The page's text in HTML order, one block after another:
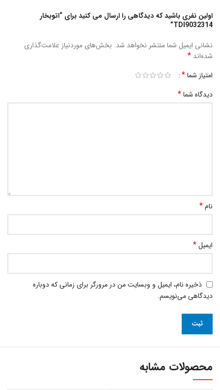
اولین نفری باشید که دیدگاهی را ارسال می کنید برای “اتوبخار
TDI9032314”
نشانی ایمیل شما منتشر نخواهد شد. بخش‌های موردنیاز علامت‌گذاری
شده‌اند *
امتیاز شما*
دیدگاه شما*
نام*
ایمیل*
ذخیره نام، ایمیل و وبسایت من در مرورگر برای زمانی که دوباره
دیدگاهی می‌نویسم.
محصولات مشابه